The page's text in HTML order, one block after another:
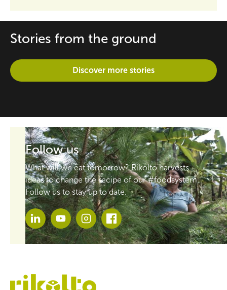
Stories from the ground
Discover more stories
Follow us
What will we eat tomorrow? Rikolto harvests
ideas to change the recipe of our #foodsystem.
Follow us to stay up to date.